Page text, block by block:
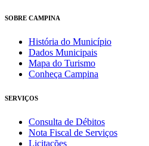
SOBRE CAMPINA
História do Município
Dados Municipais
Mapa do Turismo
Conheça Campina
SERVIÇOS
Consulta de Débitos
Nota Fiscal de Serviços
Licitações